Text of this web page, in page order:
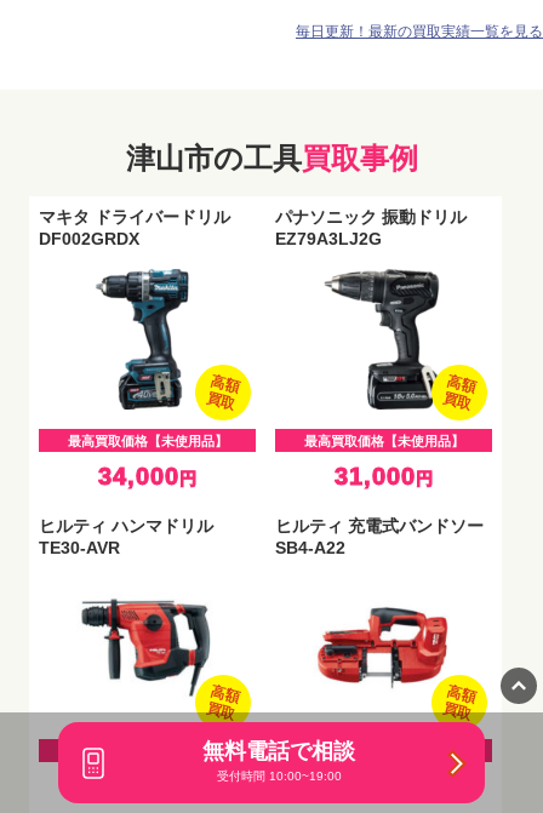
無料電話で相談
受付時間 10:00~19:00
毎日更新！最新の買取実績一覧を見る
津山市の工具買取事例
マキタ ドライバードリル
DF002GRDX
最高買取価格【未使用品】
34,000 円
高額
買取
パナソニック 振動ドリル
EZ79A3LJ2G
最高買取価格【未使用品】
31,000 円
高額
買取
ヒルティ ハンマドリル
TE30-AVR
最高買取価格【未使用品】
34,000
高額
買取
ヒルティ 充電式バンドソー
SB4-A22
最高買取価格【未使用品】
31,000
高額
買取